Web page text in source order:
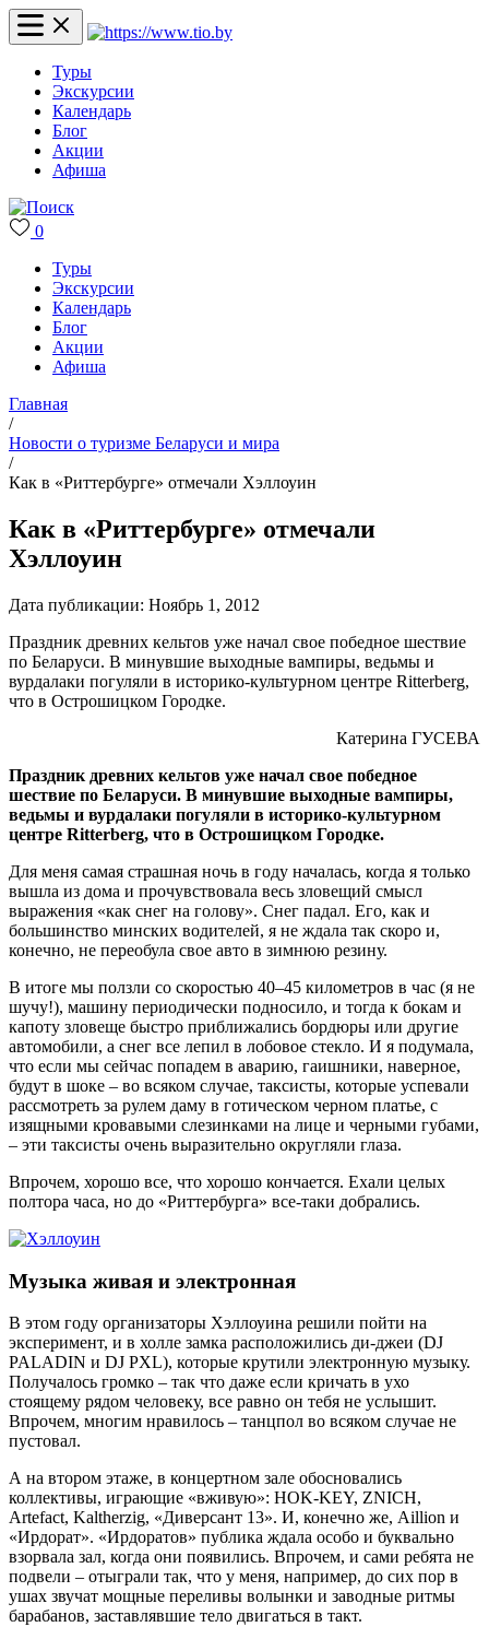
Туры
Экскурсии
Календарь
Блог
Акции
Афиша
0
Туры
Экскурсии
Календарь
Блог
Акции
Афиша
Главная
/
Новости о туризме Беларуси и мира
/
Как в «Риттербурге» отмечали Хэллоуин
Как в «Риттербурге» отмечали
Хэллоуин
Дата публикации: Ноябрь 1, 2012
Праздник древних кельтов уже начал свое победное шествие
по Беларуси. В минувшие выходные вампиры, ведьмы и
вурдалаки погуляли в историко-культурном центре Ritterberg,
что в Острошицком Городке.
Катерина ГУСЕВА
Праздник древних кельтов уже начал свое победное
шествие по Беларуси. В минувшие выходные вампиры,
ведьмы и вурдалаки погуляли в историко-культурном
центре Ritterberg, что в Острошицком Городке.
Для меня самая страшная ночь в году началась, когда я только
вышла из дома и прочувствовала весь зловещий смысл
выражения «как снег на голову». Снег падал. Его, как и
большинство минских водителей, я не ждала так скоро и,
конечно, не переобула свое авто в зимнюю резину.
В итоге мы ползли со скоростью 40–45 километров в час (я не
шучу!), машину периодически подносило, и тогда к бокам и
капоту зловеще быстро приближались бордюры или другие
автомобили, а снег все лепил в лобовое стекло. И я подумала,
что если мы сейчас попадем в аварию, гаишники, наверное,
будут в шоке – во всяком случае, таксисты, которые успевали
рассмотреть за рулем даму в готическом черном платье, с
изящными кровавыми слезинками на лице и черными губами,
– эти таксисты очень выразительно округ­ляли глаза.
Впрочем, хорошо все, что хорошо кончается. Ехали целых
полтора часа, но до «Риттербурга» все-таки добрались.
Музыка живая и электронная
В этом году организаторы Хэллоуина решили пойти на
эксперимент, и в холле замка расположились ди-джеи (DJ
PALADIN и DJ PXL), которые крутили электронную музыку.
Получалось громко – так что даже если кричать в ухо
стоящему рядом человеку, все равно он тебя не услышит.
Впрочем, многим нравилось – танцпол во всяком случае не
пустовал.
А на втором этаже, в концертном зале обосновались
коллективы, играющие «вживую»: HOK-KEY, ZNICH,
Artefact, Kaltherzig, «Диверсант 13». И, конечно же, Aillion и
«Ирдорат». «Ирдоратов» публика ждала особо и буквально
взорвала зал, когда они появились. Впрочем, и сами ребята не
подвели – отыграли так, что у меня, например, до сих пор в
ушах звучат мощные переливы волынки и заводные ритмы
барабанов, заставлявшие тело двигаться в такт.